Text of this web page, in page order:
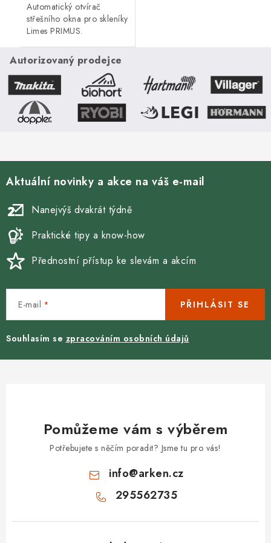
Automatický otvírač
střešního okna pro skleníky
Limes PRIMUS.
Autorizovaný prodejce
Aktuální novinky a akce na váš e-mail
Nanejvýš dvakrát týdně
Praktické tipy a know-how
Přednostní přístup ke slevám a akcím
E-mail
Souhlasím se zpracováním osobních údajů
PŘIHLÁSIT SE
Pomůžeme vám s výběrem
Potřebujete s něčím poradit? Jsme tu pro vás!
info@arken.cz
295562735